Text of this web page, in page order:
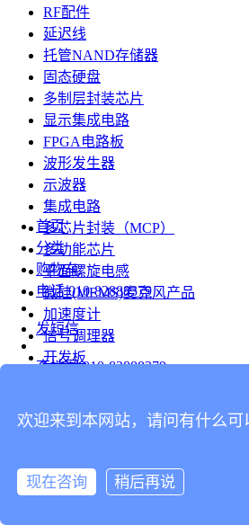
RF配件
延迟线
托管NAND存储器
固态硬盘
多制层封装芯片
显示集成电路
FPGA电路板
波形发生器
示波器
集成电路
多芯片封装（MCP）
多功能芯片
平面螺旋电感
微硅(MEMS)麦克风产品
加速度计
信号调理器
开发板
台式仪表
连接器
首页
分类
购物车
电话 010-82888379
发短信
查地图 010-82888379
分享
欢迎来到本网站，请问有什么可
现在咨询 稍后再说